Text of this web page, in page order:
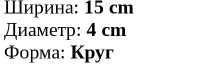
Ширина: 15 cm
Диаметр: 4 cm
Форма: Круг